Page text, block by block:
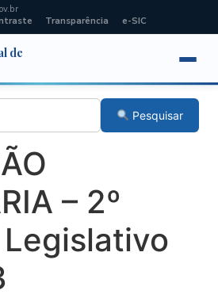
Transparência e-SIC
de
Pesquisar
– 2º